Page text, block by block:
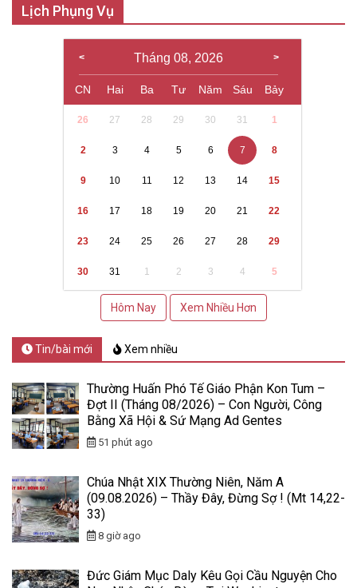
Lịch Phụng Vụ
Tháng 08, 2026
CN Hai Ba Tư Năm Sáu Bảy
26 27 28 29 30 31 1
2 3 4 5 6 7 8
9 10 11 12 13 14 15
16 17 18 19 20 21 22
23 24 25 26 27 28 29
30 31 1 2 3 4 5
Hôm Nay Xem Nhiều Hơn
Tin/bài mới Xem nhiều
Thường Huấn Phó Tế Giáo Phận Kon Tum –
Đợt II (Tháng 08/2026) – Con Người, Công
Bằng Xã Hội & Sứ Mạng Ad Gentes
51 phút ago
Chúa Nhật XIX Thường Niên, Năm A
(09.08.2026) – Thầy Đây, Đừng Sợ ! (Mt 14,22-
33)
8 giờ ago
Đức Giám Mục Daly Kêu Gọi Cầu Nguyện Cho